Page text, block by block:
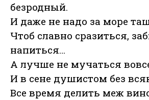
безродный.
И даже не надо за море
Чтоб славно сразиться,
напиться…
А лучше не мучаться
И в сене душистом без
Все время делить меж